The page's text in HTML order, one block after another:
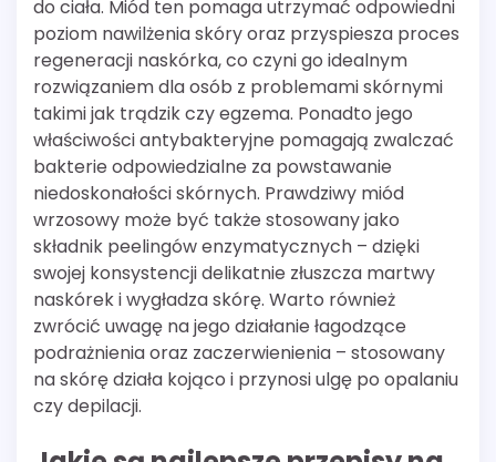
do ciała. Miód ten pomaga utrzymać odpowiedni
poziom nawilżenia skóry oraz przyspiesza proces
regeneracji naskórka, co czyni go idealnym
rozwiązaniem dla osób z problemami skórnymi
takimi jak trądzik czy egzema. Ponadto jego
właściwości antybakteryjne pomagają zwalczać
bakterie odpowiedzialne za powstawanie
niedoskonałości skórnych. Prawdziwy miód
wrzosowy może być także stosowany jako
składnik peelingów enzymatycznych – dzięki
swojej konsystencji delikatnie złuszcza martwy
naskórek i wygładza skórę. Warto również
zwrócić uwagę na jego działanie łagodzące
podrażnienia oraz zaczerwienienia – stosowany
na skórę działa kojąco i przynosi ulgę po opalaniu
czy depilacji.